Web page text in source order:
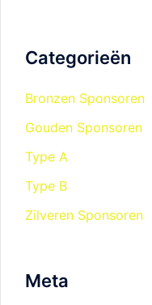
Categorieën
Bronzen Sponsoren
Gouden Sponsoren
Type A
Type B
Zilveren Sponsoren
Meta